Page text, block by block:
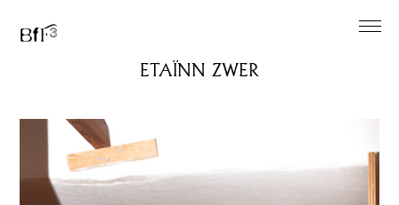
ETAÏNN ZWER